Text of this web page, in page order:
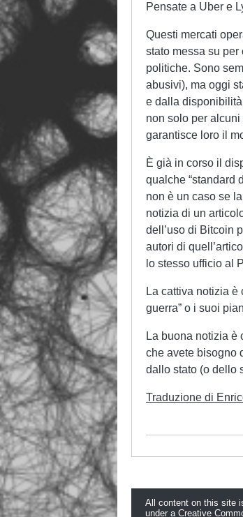
Pensate a Uber e
Questi mercati
stato messa su
politiche. Sono
abusivi), ma oggi
e dalla
non solo per
garantisce loro il
È già in corso il
qualche “standard
non è un caso se
notizia di un
dell’uso di Bitcoin
autori di
lo stesso ufficio al
La cattiva notizia
guerra” o i suoi
La buona notizia è
che avete bisogno
dallo stato (o dello
Traduzione di
All content on this site
under a Creative